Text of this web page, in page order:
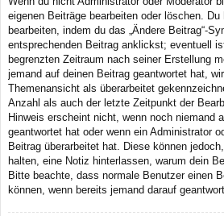
eigenen Beiträge bearbeiten oder löschen.
bearbeiten, indem du das „Ändere Beitrag“-
entsprechenden Beitrag anklickst; eventuell
begrenzten Zeitraum nach seiner Erstellung
jemand auf deinen Beitrag geantwortet hat,
Themenansicht als überarbeitet
Anzahl als auch der letzte Zeitpunkt der
Hinweis erscheint nicht, wenn noch niemand
geantwortet hat oder wenn ein Administrator
Beitrag überarbeitet hat. Diese können
halten, eine Notiz hinterlassen, warum dein
Bitte beachte, dass normale Benutzer einen
können, wenn bereits jemand darauf